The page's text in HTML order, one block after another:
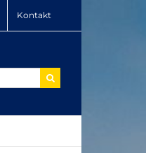
Kontakt